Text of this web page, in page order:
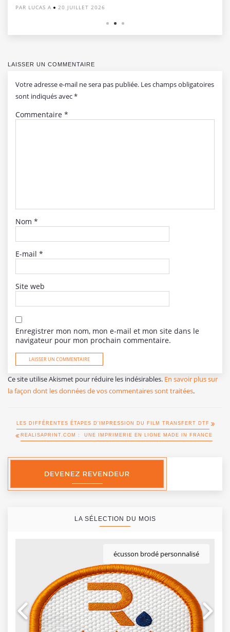
PAR LUCAS A 20 JUILLET 2026
LAISSER UN COMMENTAIRE
Votre adresse e-mail ne sera pas publiée. Les champs obligatoires
sont indiqués avec*
Commentaire *
Nom *
E-mail *
Site web
Enregistrer mon nom, mon e-mail et mon site dans le
navigateur pour mon prochain commentaire.
Ce site utilise Akismet pour réduire les indésirables. En savoir plus sur
la façon dont les données de vos commentaires sont traitées.
LES DIFFÉRENTES ÉTAPES D’IMPRESSION DU FILM TRANSFERT DTF
REALISAPRINT.COM : UNE IMPRIMERIE EN LIGNE MADE IN FRANCE
LA SÉLECTION DU MOIS
écusson brodé personnalisé